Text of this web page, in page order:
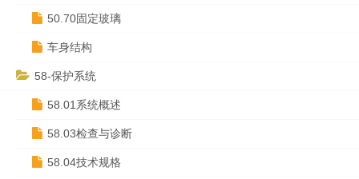
50.70固定玻璃
车身结构
58-保护系统
58.01系统概述
58.03检查与诊断
58.04技术规格